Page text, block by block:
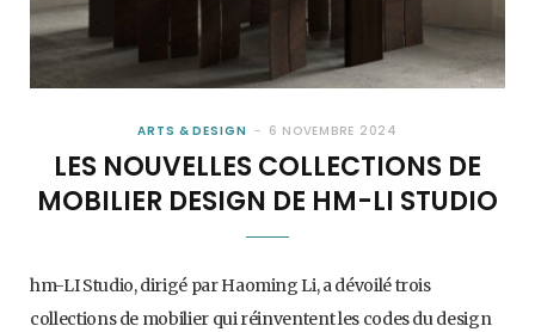
ARTS & DESIGN 6 NOVEMBRE 2024
LES NOUVELLES COLLECTIONS DE
MOBILIER DESIGN DE HM-LI STUDIO
hm-LI Studio, dirigé par Haoming Li, a dévoilé trois
collections de mobilier qui réinventent les codes du design